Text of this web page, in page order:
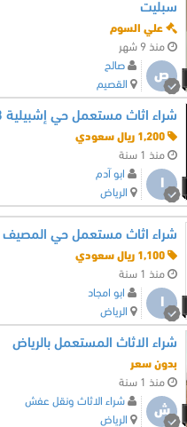
سبليت
علي السوم
منذ 9 شهر
ص
صالح
القصيم
منذ 1 سنة
ابو آدم
الرياض
منذ 1 سنة
ابو امجاد
الرياض
شراء الاثاث المستعمل بالرياض
بدون سعر
منذ 1 سنة
ش
شراء الاثاث ونقل عفش
الرياض